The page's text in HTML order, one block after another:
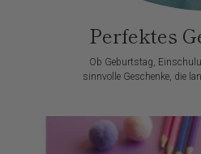
Perfektes
Ob Geburtstag,
sinnvolle Geschenke, die